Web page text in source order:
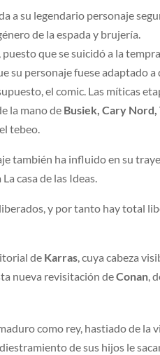
a su legendario personaje
de la espada y brujería.
que se suicidó a la
personaje fuese adaptado a
el comic. Las míticas
la mano de Busiek, Cary Nord,
tebeo.
también ha influido en su
casa de las Ideas.
y por tanto hay total
de Karras, cuya cabeza
nueva revisitación deConan,
como rey, hastiado de la
de sus hijos le